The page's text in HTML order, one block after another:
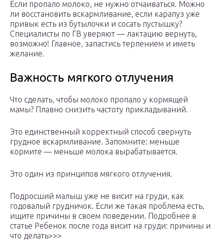
Если пропало молоко, не нужно отчаиваться. Можно
ли восстановить вскармливание, если карапуз уже
привык есть из бутылочки и сосать пустышку?
Специалисты по ГВ уверяют — лактацию вернуть,
возможно! Главное, запастись терпением и иметь
желание.
Важность мягкого отлучения
Что сделать, чтобы молоко пропало у кормящей
мамы? Плавно снизить частоту прикладываний.
Это единственный корректный способ свернуть
грудное вскармливание. Запомните: меньше
кормите — меньше молока вырабатывается.
Это один из принципов мягкого отлучения.
Подросший малыш уже не висит на груди, как
годовалый грудничок. Если же такая проблема есть,
ищите причины в своем поведении. Подробнее в
статье Ребенок после года висит на груди: причины и
что делать>>>